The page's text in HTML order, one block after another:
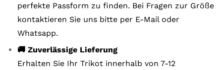
perfekte Passform zu finden. Bei Fragen zur Größe
kontaktieren Sie uns bitte per E-Mail oder
Whatsapp.
🚚 Zuverlässige Lieferung
Erhalten Sie Ihr Trikot innerhalb von 7-12